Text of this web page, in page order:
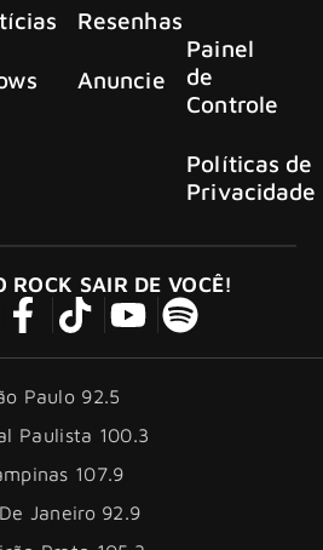
Resenhas
Anuncie
Painel
de
Controle
Políticas de
Privacidade
ROCK SAIR DE VOCÊ!
Paulo 92.5
Paulista 100.3
107.9
Janeiro 92.9